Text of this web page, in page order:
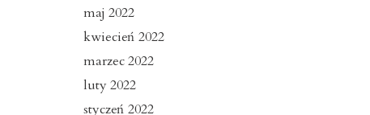
maj 2022
kwiecień 2022
marzec 2022
luty 2022
styczeń 2022